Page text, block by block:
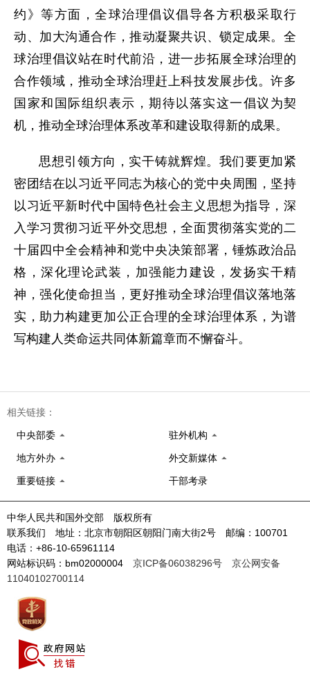
约》等方面，全球治理倡议倡导各方积极采取行
动、加大沟通合作，推动凝聚共识、锁定成果。全
球治理倡议站在时代前沿，进一步拓展全球治理的
合作领域，推动全球治理赶上科技发展步伐。许多
国家和国际组织表示，期待以落实这一倡议为契
机，推动全球治理体系改革和建设取得新的成果。
思想引领方向，实干铸就辉煌。我们要更加紧
密团结在以习近平同志为核心的党中央周围，坚持
以习近平新时代中国特色社会主义思想为指导，深
入学习贯彻习近平外交思想，全面贯彻落实党的二
十届四中全会精神和党中央决策部署，锤炼政治品
格，深化理论武装，加强能力建设，发扬实干精
神，强化使命担当，更好推动全球治理倡议落地落
实，助力构建更加公正合理的全球治理体系，为谱
写构建人类命运共同体新篇章而不懈奋斗。
相关链接：
中央部委 驻外机构
地方外办 外交新媒体
重要链接 干部考录
中华人民共和国外交部 版权所有
联系我们 地址：北京市朝阳区朝阳门南大街2号 邮编：100701
电话：+86-10-65961114
网站标识码：bm02000004 京ICP备06038296号
京公网安备
11040102700114